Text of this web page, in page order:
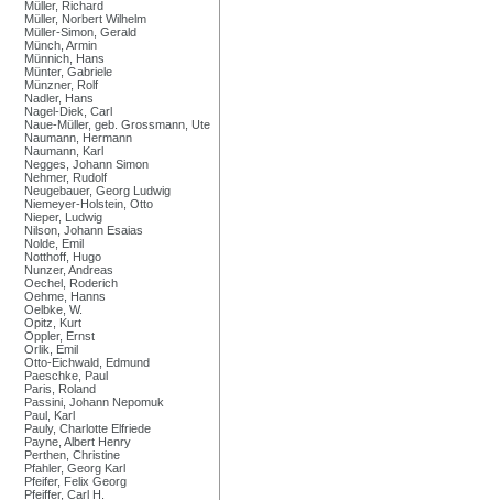
Müller, Richard
Müller, Norbert Wilhelm
Müller-Simon, Gerald
Münch, Armin
Münnich, Hans
Münter, Gabriele
Münzner, Rolf
Nadler, Hans
Nagel-Diek, Carl
Naue-Müller, geb. Grossmann, Ute
Naumann, Hermann
Naumann, Karl
Negges, Johann Simon
Nehmer, Rudolf
Neugebauer, Georg Ludwig
Niemeyer-Holstein, Otto
Nieper, Ludwig
Nilson, Johann Esaias
Nolde, Emil
Notthoff, Hugo
Nunzer, Andreas
Oechel, Roderich
Oehme, Hanns
Oelbke, W.
Opitz, Kurt
Oppler, Ernst
Orlik, Emil
Otto-Eichwald, Edmund
Paeschke, Paul
Paris, Roland
Passini, Johann Nepomuk
Paul, Karl
Pauly, Charlotte Elfriede
Payne, Albert Henry
Perthen, Christine
Pfahler, Georg Karl
Pfeifer, Felix Georg
Pfeiffer, Carl H.